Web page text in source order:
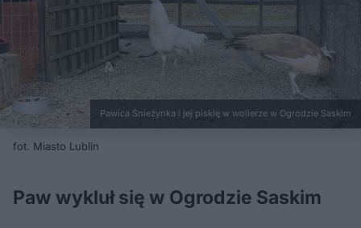
Pawica Śnieżynka i jej pisklę w wolierze w Ogrodzie Saskim
fot. Miasto Lublin
Paw wykluł się w Ogrodzie Saskim